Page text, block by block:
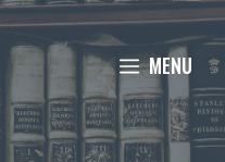
MENU